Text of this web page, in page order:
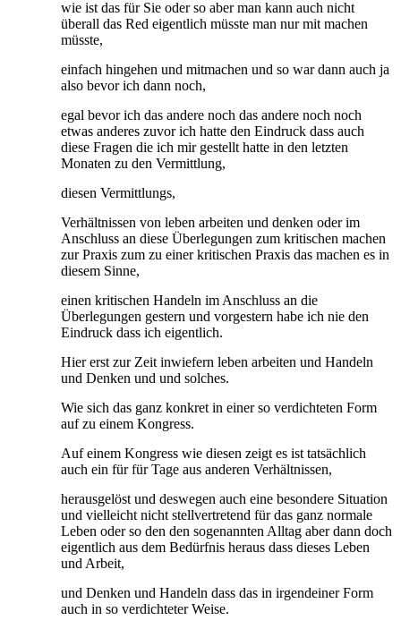
wie ist das für Sie oder so aber man kann auch nicht
überall das Red eigentlich müsste man nur mit machen
müsste,
einfach hingehen und mitmachen und so war dann auch ja
also bevor ich dann noch,
egal bevor ich das andere noch das andere noch noch
etwas anderes zuvor ich hatte den Eindruck dass auch
diese Fragen die ich mir gestellt hatte in den letzten
Monaten zu den Vermittlung,
diesen Vermittlungs,
Verhältnissen von leben arbeiten und denken oder im
Anschluss an diese Überlegungen zum kritischen machen
zur Praxis zum zu einer kritischen Praxis das machen es in
diesem Sinne,
einen kritischen Handeln im Anschluss an die
Überlegungen gestern und vorgestern habe ich nie den
Eindruck dass ich eigentlich.
Hier erst zur Zeit inwiefern leben arbeiten und Handeln
und Denken und und solches.
Wie sich das ganz konkret in einer so verdichteten Form
auf zu einem Kongress.
Auf einem Kongress wie diesen zeigt es ist tatsächlich
auch ein für für Tage aus anderen Verhältnissen,
herausgelöst und deswegen auch eine besondere Situation
und vielleicht nicht stellvertretend für das ganz normale
Leben oder so den den sogenannten Alltag aber dann doch
eigentlich aus dem Bedürfnis heraus dass dieses Leben
und Arbeit,
und Denken und Handeln dass das in irgendeiner Form
auch in so verdichteter Weise.